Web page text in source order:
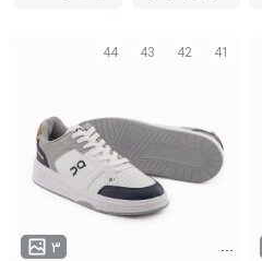
41
42
43
44
۳ ...